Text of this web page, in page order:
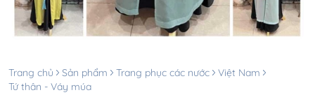
Trang chủ Sản phẩm Trang phục các nước
Việt Nam
Tứ thân - Váy múa